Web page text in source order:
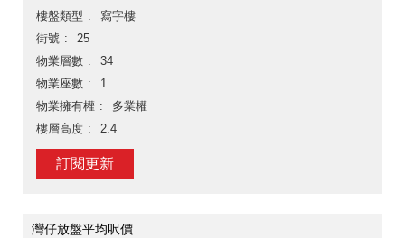
樓盤類型
寫字樓
街號
25
物業層數
34
物業座數
1
物業擁有權
多業權
樓層高度
2.4
訂閱更新
灣仔放盤平均呎價